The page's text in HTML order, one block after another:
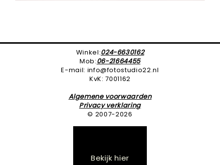
Winkel:024-6630162
Mob:06-21664455
E-mail: info@fotostudio22.nl
KvK: 7001162
Algemene voorwaarden
Privacy verklaring
© 2007-2026
Bekijk hier